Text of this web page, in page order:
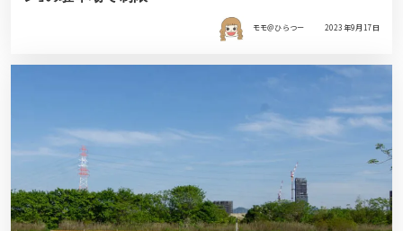
モモ＠ひらつー 2023年9月17日